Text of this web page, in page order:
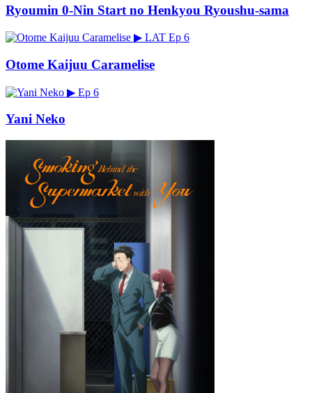
Ryoumin 0-Nin Start no Henkyou Ryoushu-sama
▶ LAT Ep 6
Otome Kaijuu Caramelise
▶ Ep 6
Yani Neko